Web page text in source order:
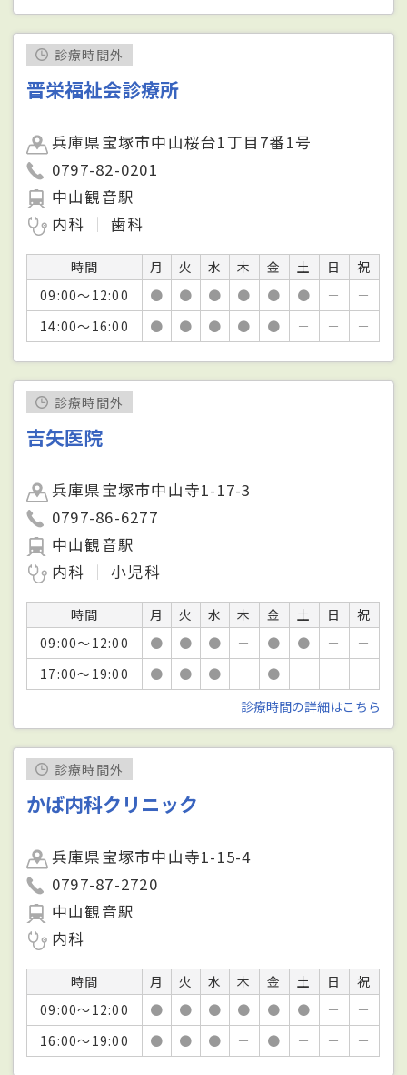
診療時間外
晋栄福祉会診療所
兵庫県宝塚市中山桜台1丁目7番1号
0797-82-0201
中山観音駅
内科
歯科
時間 月 火 水 木 金 土 日
祝
09:00～12:00
● ● ● ● ● ● －
－
14:00～16:00
● ● ● ● ● － － －
診療時間外
吉矢医院
兵庫県宝塚市中山寺1-17-3
0797-86-6277
中山観音駅
内科
小児科
時間 月 火 水 木 金 土 日
祝
09:00～12:00
● ● ● － ● ● －
－
17:00～19:00
● ● ● － ● － －
－
診療時間の詳細はこちら
診療時間外
かば内科クリニック
兵庫県宝塚市中山寺1-15-4
0797-87-2720
中山観音駅
内科
時間 月 火 水 木 金 土 日
祝
09:00～12:00
● ● ● ● ● ● －
－
16:00～19:00
● ● ● － ● － － －